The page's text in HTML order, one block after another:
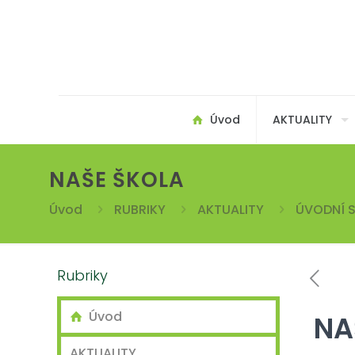
Úvod AKTUALITY
NAŠE ŠKOLA
Úvod RUBRIKY AKTUALITY ÚVODNÍ
Rubriky
Úvod